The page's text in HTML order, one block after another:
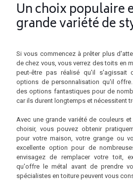
Un choix populaire
grande variété de
Si vous commencez à prêter plus
de chez vous, vous verrez des toits en
peut-être pas réalisé qu'il s'agissait
options de personnalisation qu'il
des options fantastiques pour de
car ils durent longtemps et nécessitent
Avec une grande variété de couleurs
choisir, vous pouvez obtenir
pour votre maison, votre grange ou
excellente option pour de
envisagez de remplacer votre toit,
qu'offre le métal avant de prendre
spécialistes en toiture peuvent vous